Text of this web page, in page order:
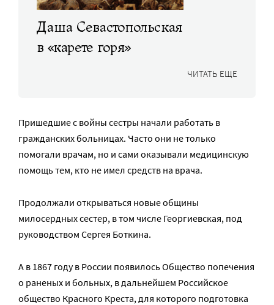
Даша Севастопольская
в «карете горя»
ЧИТАТЬ ЕЩЕ
Пришедшие с войны сестры начали работать в
гражданских больницах. Часто они не только
помогали врачам, но и сами оказывали медицинскую
помощь тем, кто не имел средств на врача.
Продолжали открываться новые общины
милосердных сестер, в том числе Георгиевская, под
руководством Сергея Боткина.
А в 1867 году в России появилось Общество попечения
о раненых и больных, в дальнейшем Российское
общество Красного Креста, для которого подготовка